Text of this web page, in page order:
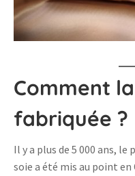
Comment
fabriquée ?
Il y a plus de 5 000 ans,
soie a été mis au point en